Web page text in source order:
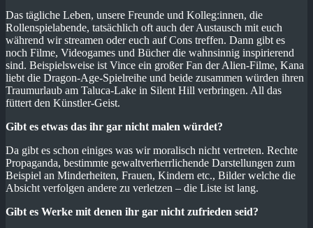
Das tägliche Leben, unsere Freunde und Kolleg:innen, die
Rollenspielabende, tatsächlich oft auch der Austausch mit euch
während wir streamen oder euch auf Cons treffen. Dann gibt es
noch Filme, Videogames und Bücher die wahnsinnig inspirierend
sind. Beispielsweise ist Vince ein großer Fan der Alien-Filme, Kana
liebt die Dragon-Age-Spielreihe und beide zusammen würden ihren
Traumurlaub am Taluca-Lake in Silent Hill verbringen. All das
füttert den Künstler-Geist.
Gibt es etwas das ihr gar nicht malen würdet?
Da gibt es schon einiges was wir moralisch nicht vertreten. Rechte
Propaganda, bestimmte gewaltverherrlichende Darstellungen zum
Beispiel an Minderheiten, Frauen, Kindern etc., Bilder welche die
Absicht verfolgen andere zu verletzen – die Liste ist lang.
Gibt es Werke mit denen ihr gar nicht zufrieden seid?